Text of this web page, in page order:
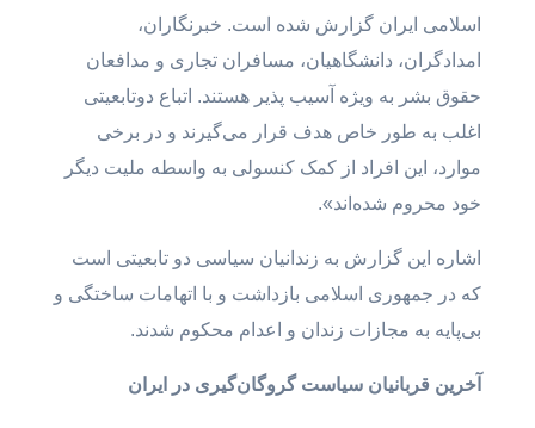
اسلامی ایران گزارش شده است. خبرنگاران،
امدادگران، دانشگاهیان، مسافران تجاری و مدافعان
حقوق بشر به ویژه آسیب پذیر هستند. اتباع دوتابعیتی
اغلب به طور خاص هدف قرار می‌گیرند و در برخی
موارد، این افراد از کمک کنسولی به واسطه ملیت دیگر
خود محروم شده‌اند».
اشاره این گزارش به زندانیان سیاسی دو تابعیتی است
که در جمهوری اسلامی بازداشت و با اتهامات ساختگی و
بی‌پایه به مجازات زندان و اعدام محکوم شدند.
آخرین قربانیان سیاست گروگان‌گیری در ایران